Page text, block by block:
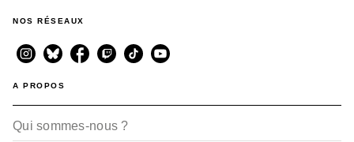
NOS RÉSEAUX
A PROPOS
Qui sommes-nous ?